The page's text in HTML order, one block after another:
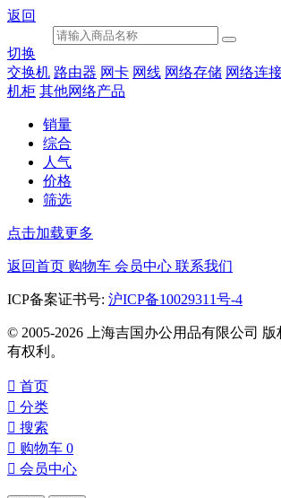
返回
切换
交换机 路由器 网卡 网线 网络存储 网络连
机柜 其他网络产品
销量
综合
人气
价格
筛选
点击加载更多
返回首页 购物车 会员中心 联系我们
ICP备案证书号: 沪ICP备10029311号-4
© 2005-2026 上海吉国办公用品有限公司
有权利。
 首页
 分类
 搜索
 购物车 0
 会员中心